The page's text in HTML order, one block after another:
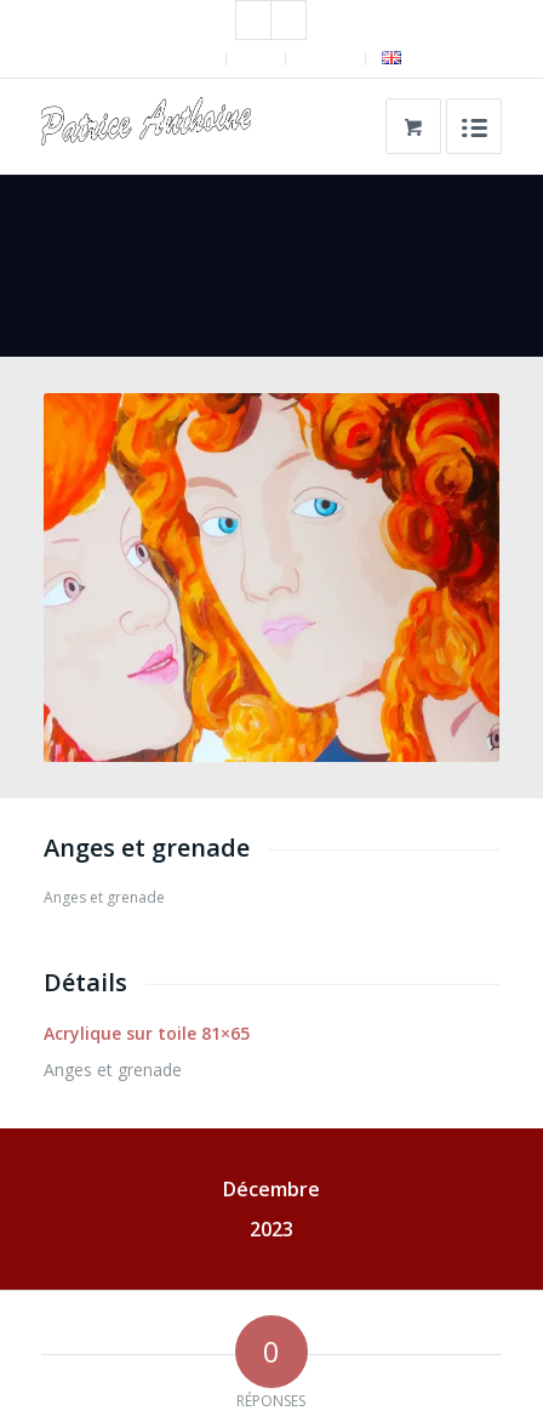
Anges et grenade
Anges et grenade
Détails
Acrylique sur toile 81×65
Anges et grenade
Décembre
2023
0
RÉPONSES